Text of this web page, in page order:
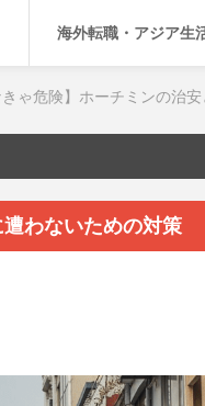
海外転職・アジア生
きゃ危険】ホーチミンの治
わないための対策